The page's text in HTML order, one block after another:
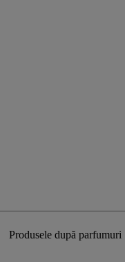
Produsele după parfumuri